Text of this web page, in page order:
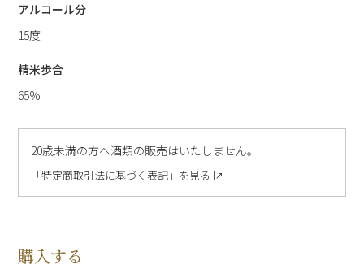
アルコール分
15度
精米歩合
65%
20歳未満の方へ酒類の販売はいたしません。
「特定商取引法に基づく表記」を見る
購入する